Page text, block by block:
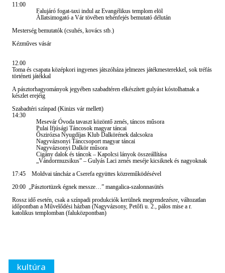
11:00
Falujáró fogat-taxi indul az Evangélikus templom elöl
Állatsimogató a Vár tövében tehénfejés bemutató délután
Mesterség bemutatók (csuhés, kovács stb.)
Kézműves vásár
12.00
Toma és csapata középkori ingyenes játszóháza jelmezes játékmesterekkel, sok tréfás
történeti játékkal
A pásztorhagyományok jegyében szabadtéren elkészített gulyást kóstolhatnak a
készlet erejéig
Szabadtéri színpad (Kinizs vár mellett)
14:30
Mesevár Óvoda tavaszt közöntő zenés, táncos műsora
Pulai Ifjúsági Táncosok magyar táncai
Őszirózsa Nyugdíjas Klub Dalkörének dalcsokra
Nagyvázsonyi Tánccsoport magyar táncai
Nagyvázsonyi Dalkör műsora
Cigány dalok és táncok – Kapolcsi lányok összeállítása
„Vándormuzsikus” – Gulyás Laci zenés meséje kicsiknek és nagyoknak
17:45 Moldvai táncház a Cserefa együttes közreműködésével
20:00 „Pásztortüzek égnek messze…” mangalica-szalonnasütés
Rossz idő esetén, csak a színpadi produkciók kerülnek megrendezésre, változatlan
időpontban a Művelődési házban (Nagyvázsony, Petőfi u. 2., pálos mise a r.
katolikus templomban (faluközpontban)
kultúra